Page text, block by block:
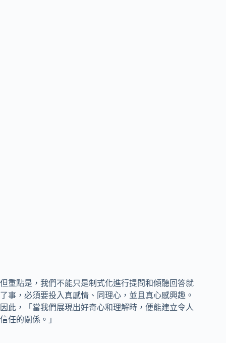
但重點是，我們不能只是制式化進行提問和傾聽回答就
了事，必須要投入真感情、同理心，並且真心感興趣。
因此，「當我們展現出好奇心和理解時，便能建立令人
信任的關係。」